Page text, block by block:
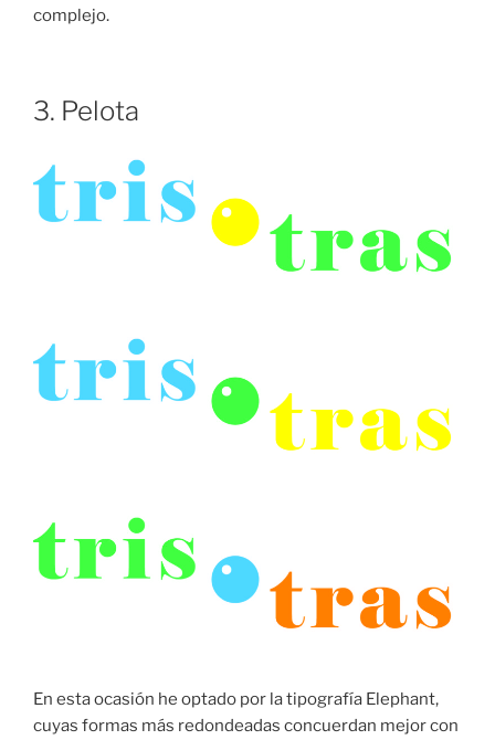
complejo.
3. Pelota
En esta ocasión he optado por la tipografía Elephant,
cuyas formas más redondeadas concuerdan mejor con